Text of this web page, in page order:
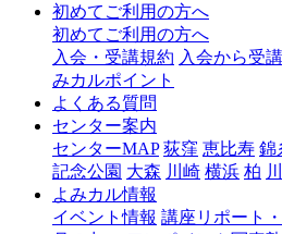
初めてご利用の方へ
初めてご利用の方へ
入会・受講規約 入会から受
みカルポイント
よくある質問
センター案内
センターMAP 荻窪 恵比寿 錦
記念公園 大森 川崎 横浜 柏
よみカル情報
イベント情報 講座リポート